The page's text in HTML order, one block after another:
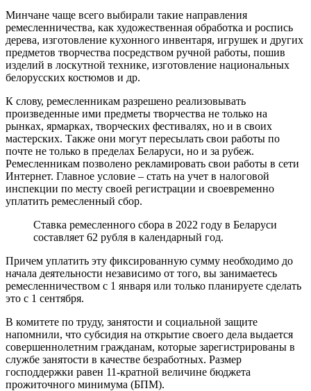
Минчане чаще всего выбирали такие направления
ремесленничества, как художественная обработка и роспись
дерева, изготовление кухонного инвентаря, игрушек и других
предметов творчества посредством ручной работы, пошив
изделий в лоскутной технике, изготовление национальных
белорусских костюмов и др.
К слову, ремесленникам разрешено реализовывать
произведенные ими предметы творчества не только на
рынках, ярмарках, творческих фестивалях, но и в своих
мастерских. Также они могут пересылать свои работы по
почте не только в пределах Беларуси, но и за рубеж.
Ремесленникам позволено рекламировать свои работы в сети
Интернет. Главное условие – стать на учет в налоговой
инспекции по месту своей регистрации и своевременно
уплатить ремесленный сбор.
Ставка ремесленного сбора в 2022 году в Беларуси
составляет 62 рубля в календарный год.
Причем уплатить эту фиксированную сумму необходимо до
начала деятельности независимо от того, вы занимаетесь
ремесленничеством с 1 января или только планируете сделать
это с 1 сентября.
В комитете по труду, занятости и социальной защите
напомнили, что субсидия на открытие своего дела выдается
совершеннолетним гражданам, которые зарегистрированы в
службе занятости в качестве безработных. Размер
господдержки равен 11-кратной величине бюджета
прожиточного минимума (БПМ).